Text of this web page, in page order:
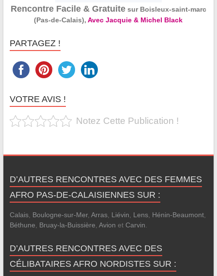
Rencontre Facile & Gratuitesur Boisleux-saint-marc
(Pas-de-Calais),Avec Jacquie & Michel Black
PARTAGEZ !
VOTRE AVIS !
Notez Cette Publication !
D’AUTRES RENCONTRES AVEC DES FEMMES
AFRO PAS-DE-CALAISIENNES SUR :
Calais, Boulogne-sur-Mer, Arras, Liévin Lens, Hénin-Beaumont,
Béthune
Bruay-la-Buissière Avion et Carvin
D’AUTRES RENCONTRES AVEC DES
CÉLIBATAIRES AFRO NORDISTES SUR :